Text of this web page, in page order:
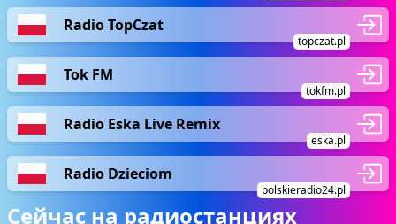
Radio TopCzat
topczat.pl
Tok FM
tokfm.pl
Radio Eska Live Remix
eska.pl
Radio Dzieciom
polskieradio24.pl
Сейчас на радиостанциях